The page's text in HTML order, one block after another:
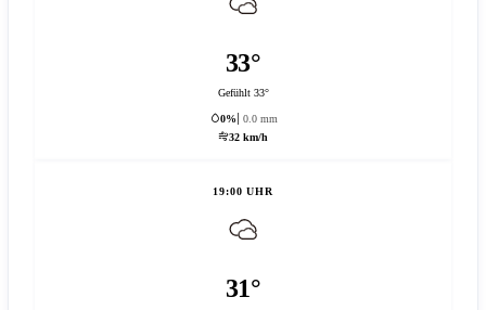
33°
Gefühlt 33°
0%
0.0 mm
32 km/h
19:00 UHR
31°